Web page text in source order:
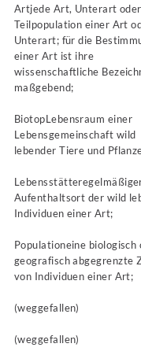
Artjede Art, Unterart oder
Teilpopulation einer Art
Unterart; für die
einer Art ist ihre
wissenschaftliche
maßgebend;
BiotopLebensraum einer
Lebensgemeinschaft wild
lebender Tiere und
Lebensstätte
Aufenthaltsort der wild
Individuen einer Art;
Populationeine biologisch
geografisch abgegrenzte
von Individuen einer Art;
(weggefallen)
(weggefallen)